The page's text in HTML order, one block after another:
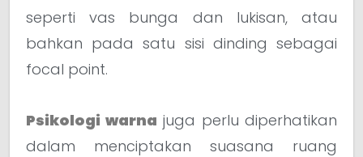
seperti vas bunga dan lukisan, atau
bahkan pada satu sisi dinding sebagai
focal point.
Psikologi warna juga perlu diperhatikan
dalam menciptakan suasana ruang